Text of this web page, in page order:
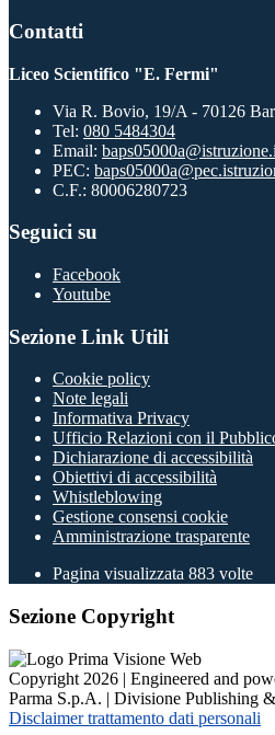
Contatti
Liceo Scientifico "E. Fermi"
Via R. Bovio, 19/A - 70126
Tel: 080 5484304
Email:
PEC:
C.F.: 80006280723
Seguici su
Facebook
Youtube
Sezione Link Utili
Cookie policy
Note legali
Informativa Privacy
Ufficio Relazioni con il
Dichiarazione di accessibilità
Obiettivi di accessibilità
Whistleblowing
Gestione consensi cookie
Amministrazione trasparente
Pagina visualizzata 883 volte
Sezione Copyright
Copyright 2026 | Engineered and
Parma S.p.A. | Divisione Publishing
Disclaimer trattamento dati personali